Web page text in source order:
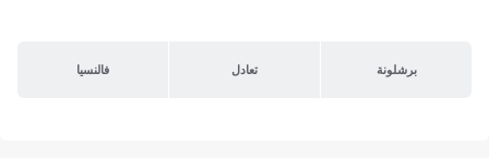
برشلونة تعادل فالنسيا